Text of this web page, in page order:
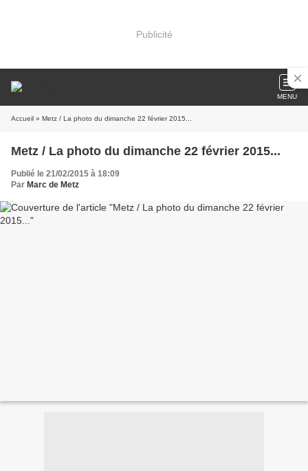
Publicité
MENU
Accueil » Metz / La photo du dimanche 22 février 2015...
Metz / La photo du dimanche 22 février 2015...
Publié le 21/02/2015 à 18:09
Par Marc de Metz